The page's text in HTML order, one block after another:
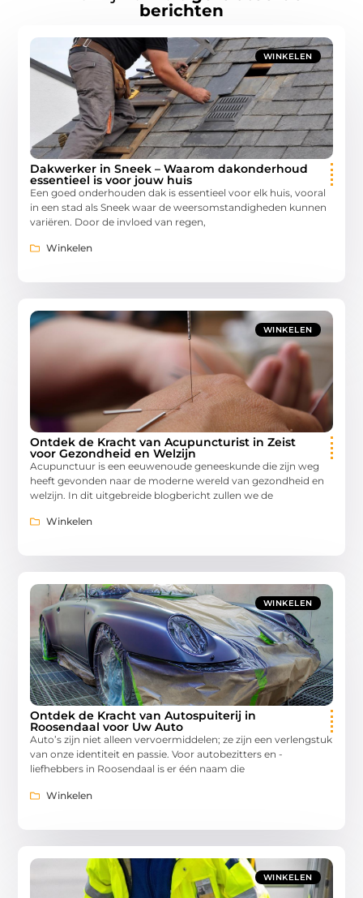
berichten
WINKELEN
Dakwerker in Sneek – Waarom dakonderhoud
essentieel is voor jouw huis
Een goed onderhouden dak is essentieel voor elk huis, vooral
in een stad als Sneek waar de weersomstandigheden kunnen
variëren. Door de invloed van regen,
Winkelen
WINKELEN
Ontdek de Kracht van Acupuncturist in Zeist
voor Gezondheid en Welzijn
Acupunctuur is een eeuwenoude geneeskunde die zijn weg
heeft gevonden naar de moderne wereld van gezondheid en
welzijn. In dit uitgebreide blogbericht zullen we de
Winkelen
WINKELEN
Ontdek de Kracht van Autospuiterij in
Roosendaal voor Uw Auto
Auto’s zijn niet alleen vervoermiddelen; ze zijn een verlengstuk
van onze identiteit en passie. Voor autobezitters en -
liefhebbers in Roosendaal is er één naam die
Winkelen
WINKELEN